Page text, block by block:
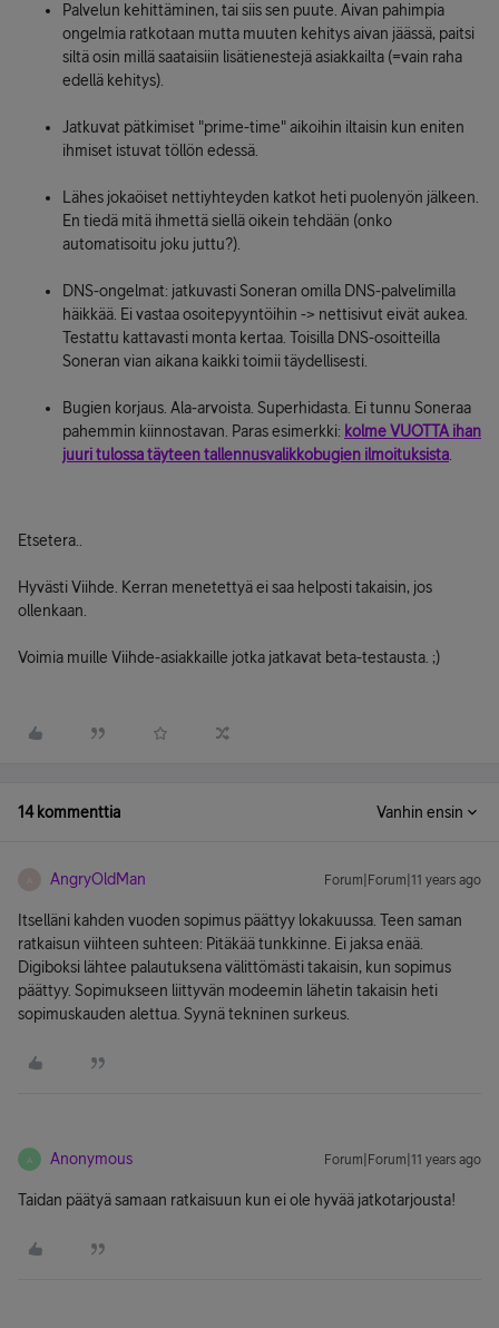
Palvelun kehittäminen, tai siis sen puute. Aivan pahimpia
ongelmia ratkotaan mutta muuten kehitys aivan jäässä, paitsi
siltä osin millä saataisiin lisätienestejä asiakkailta (=vain raha
edellä kehitys).
Jatkuvat pätkimiset "prime-time" aikoihin iltaisin kun eniten
ihmiset istuvat töllön edessä.
Lähes jokaöiset nettiyhteyden katkot heti puolenyön jälkeen.
En tiedä mitä ihmettä siellä oikein tehdään (onko
automatisoitu joku juttu?).
DNS-ongelmat: jatkuvasti Soneran omilla DNS-palvelimilla
häikkää. Ei vastaa osoitepyyntöihin -> nettisivut eivät aukea.
Testattu kattavasti monta kertaa. Toisilla DNS-osoitteilla
Soneran vian aikana kaikki toimii täydellisesti.
Bugien korjaus. Ala-arvoista. Superhidasta. Ei tunnu Soneraa
pahemmin kiinnostavan. Paras esimerkki: kolme VUOTTA ihan
juuri tulossa täyteen tallennusvalikkobugien ilmoituksista
Etsetera..
Hyvästi Viihde. Kerran menetettyä ei saa helposti takaisin, jos
ollenkaan.
Voimia muille Viihde-asiakkaille jotka jatkavat beta-testausta. ;)
14 kommenttia Vanhin ensin
AngryOldMan Forum|Forum|11 years ago
Itselläni kahden vuoden sopimus päättyy lokakuussa. Teen saman
ratkaisun viihteen suhteen: Pitäkää tunkkinne. Ei jaksa enää.
Digiboksi lähtee palautuksena välittömästi takaisin, kun sopimus
päättyy. Sopimukseen liittyvän modeemin lähetin takaisin heti
sopimuskauden alettua. Syynä tekninen surkeus.
A Anonymous Forum|Forum|11 years ago
Taidan päätyä samaan ratkaisuun kun ei ole hyvää jatkotarjousta!